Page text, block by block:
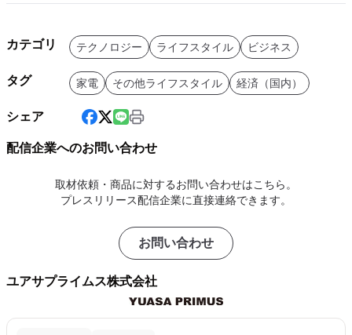
カテゴリ テクノロジー ライフスタイル ビジネス
タグ 家電 その他ライフスタイル 経済（国内）
シェア
配信企業へのお問い合わせ
取材依頼・商品に対するお問い合わせはこちら。
プレスリリース配信企業に直接連絡できます。
お問い合わせ
ユアサプライムス株式会社